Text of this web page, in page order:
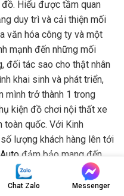
Hiểu được tầm quan
duy trì và cải thiện mối
văn hóa công ty và một
mạnh đến những mối
đối tác sao cho thật nhân
khai sinh và phát triển,
mình trở thành 1 trong
kiện đồ chơi nội thất xe
toàn quốc. Với Kinh
lượng khách hàng lên tới
đảm bảo mang đến
đầu ngay cả với những
chừ liên hệ ngay với
Chat Zalo Messenger